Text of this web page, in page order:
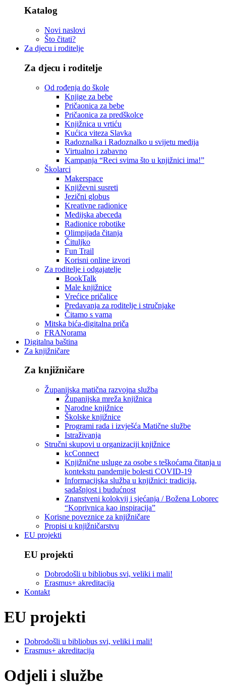
Katalog
Novi naslovi
Što čitati?
Za djecu i roditelje
Za djecu i roditelje
Od rođenja do škole
Knjige za bebe
Pričaonica za bebe
Pričaonica za predškolce
Knjižnica u vrtiću
Kućica viteza Slavka
Radoznalka i Radoznalko u svijetu medija
Virtualno i zabavno
Kampanja “Reci svima što u knjižnici ima!”
Školarci
Makerspace
Književni susreti
Jezični globus
Kreativne radionice
Medijska abeceda
Radionice robotike
Olimpijada čitanja
Čituljko
Fun Trail
Korisni online izvori
Za roditelje i odgajatelje
BookTalk
Male knjižnice
Vrećice pričalice
Predavanja za roditelje i stručnjake
Čitamo s vama
Mitska bića-digitalna priča
FRANorama
Digitalna baština
Za knjižničare
Za knjižničare
Županijska matična razvojna služba
Županijska mreža knjižnica
Narodne knjižnice
Školske knjižnice
Programi rada i izvješća Matične službe
Istraživanja
Stručni skupovi u organizaciji knjižnice
kcConnect
Knjižnične usluge za osobe s teškoćama čitanja u
kontekstu pandemije bolesti COVID-19
Informacijska služba u knjižnici: tradicija,
sadašnjost i budućnost
Znanstveni kolokvij i sjećanja / Božena Loborec
“Koprivnica kao inspiracija”
Korisne poveznice za knjižničare
Propisi u knjižničarstvu
EU projekti
EU projekti
Dobrodošli u bibliobus svi, veliki i mali!
Erasmus+ akreditacija
Kontakt
EU projekti
Dobrodošli u bibliobus svi, veliki i mali!
Erasmus+ akreditacija
Odjeli i službe